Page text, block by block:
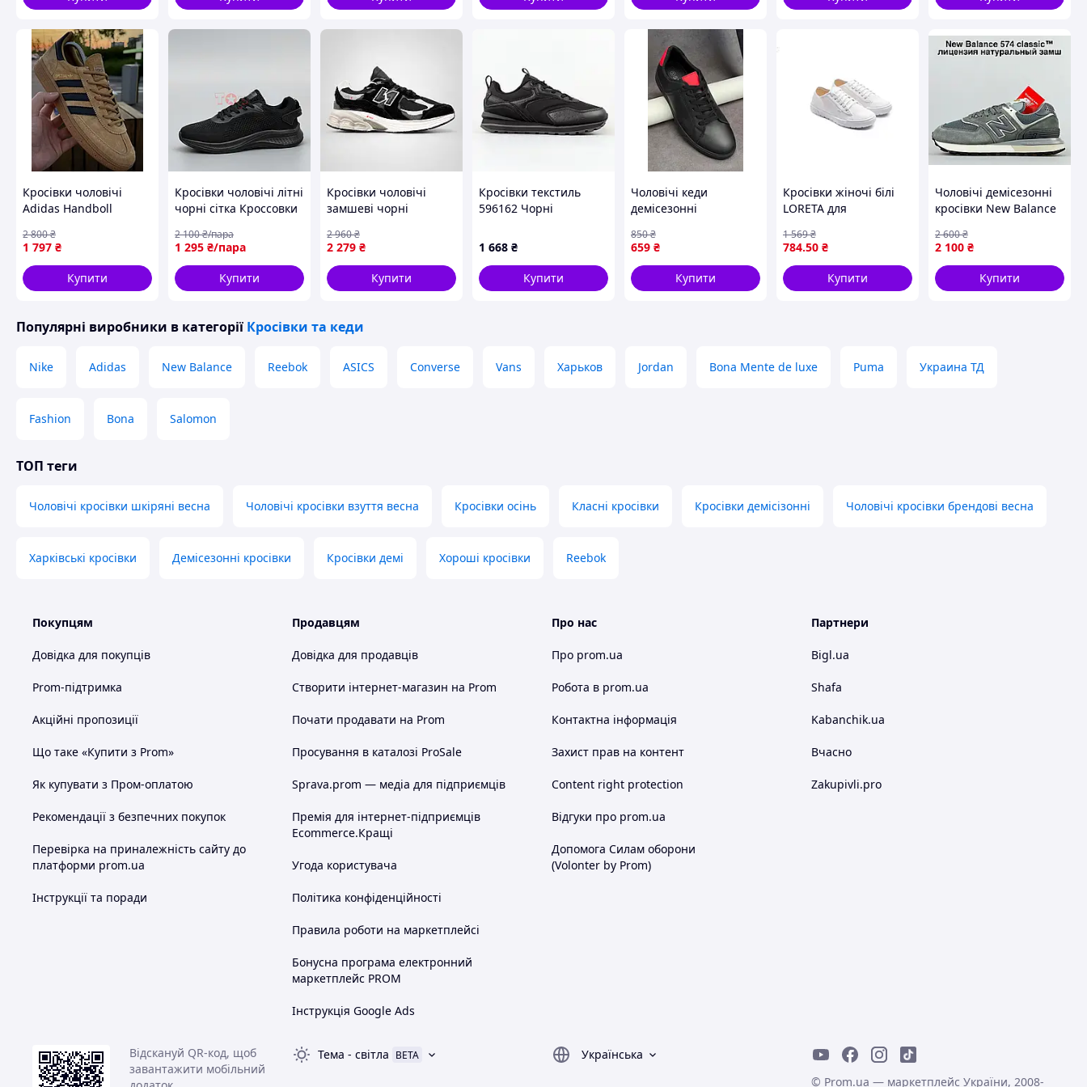
Схожі товари за характеристиками
Кросівки чоловічі
Adidas Handboll
Натуральна Замша
коричневі
1 797 ₴
2 800₴
Купити
Кросівки чоловічі літні
чорні сітка Кроссовки
черные сетка (Код:
Л3761)
1 295 ₴/пара
2 100₴/пара
Купити
Кросівки чоловічі
замшеві чорні
Seli
2 279 ₴
2 960₴
Купити
Кросівки текстиль
596162 Чорні
1 668 ₴
Купити
Чоловічі кеди
демісезонні
спортивні базові еко
шкіра Seli
659 ₴
850₴
Купити
Кросівки жіночі білі
LORETA для
носіння стильне
взуття ТМ LITMA
784.50 ₴
1 569₴
Купити
Чоловічі демісезонні
кросівки New Balance
замш сірі 46
2 100 ₴
2 600₴
Купити
Популярні виробники в категорії Кросівки та кеди
Nike Adidas New Balance Reebok ASICS Converse Vans Харьков Jordan Bona Mente de luxe Puma Украина ТД
Fashion Bona Salomon
ТОП теги
Чоловічі кросівки шкіряні весна Чоловічі кросівки взуття весна Кросівки осінь Класні кросівки Кросівки демісізонні Чоловічі кросівки брендові весна
Харківські кросівки Демісезонні кросівки Кросівки демі Хороші кросівки Reebok
Покупцям
Довідка для покупців
Prom-підтримка
Акційні пропозиції
Що таке «Купити з Prom»
Як купувати з Пром-оплатою
Рекомендації з безпечних покупок
Перевірка на приналежність сайту до
платформи prom.ua
Інструкції та поради
Продавцям
Довідка для продавців
Створити інтернет-магазин на Prom
Почати продавати на Prom
Просування в каталозі ProSale
Sprava.prom — медіа для підприємців
Премія для інтернет-підприємців
Ecommerce.Кращі
Угода користувача
Політика конфіденційності
Правила роботи на маркетплейсі
Бонусна програма електронний
маркетплейс PROM
Інструкція Google Ads
Про нас
Про prom.ua
Робота в prom.ua
Контактна інформація
Захист прав на контент
Content right protection
Відгуки про prom.ua
Допомога Силам оборони
(Volonter by Prom)
Партнери
Bigl.ua
Shafa
Kabanchik.ua
Вчасно
Zakupivli.pro
Відскануй QR-код, щоб
завантажити мобільний
Тема - світла BETA
Українська
© Prom.ua — маркетплейс України, 2008-